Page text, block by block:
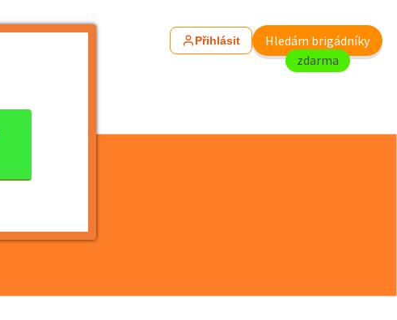
Přihlásit
Hledám brigádníky
zdarma
Vězni...